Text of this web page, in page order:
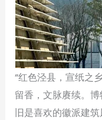
“红色泾县，宣纸之
留香，文脉赓续。
旧是喜欢的徽派建筑